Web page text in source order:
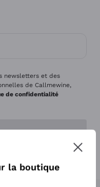
Vignerons
Recoltant
Levures
Vins Faits en
Vins
Vins blancs
pour recevoir des
newsletters et des
de Callmewine,
de confidentialité
moi
confidentialité
la boutique